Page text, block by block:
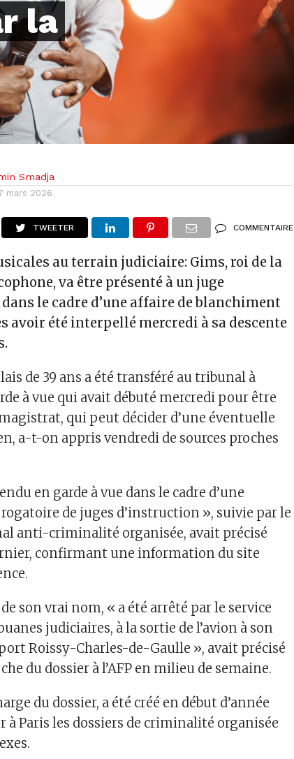
la
Smadja
mars 2026
TWEETER COMMENTAIRE
au terrain judiciaire: Gims, roi de la
va être présenté à un juge
le cadre d’une affaire de blanchiment
avoir été interpellé mercredi à sa descente
de 39 ans a été transféré au tribunal à
à vue qui avait débuté mercredi pour être
qui peut décider d’une éventuelle
a-t-on appris vendredi de sources proches
en garde à vue dans le cadre d’une
de juges d’instruction », suivie par le
anti-criminalité organisée, avait précisé
confirmant une information du site
son vrai nom, « a été arrêté par le service
judiciaires, à la sortie de l’avion à son
Roissy-Charles-de-Gaulle », avait précisé
du dossier à l’AFP en milieu de semaine.
du dossier, a été créé en début d’année
à Paris les dossiers de criminalité organisée